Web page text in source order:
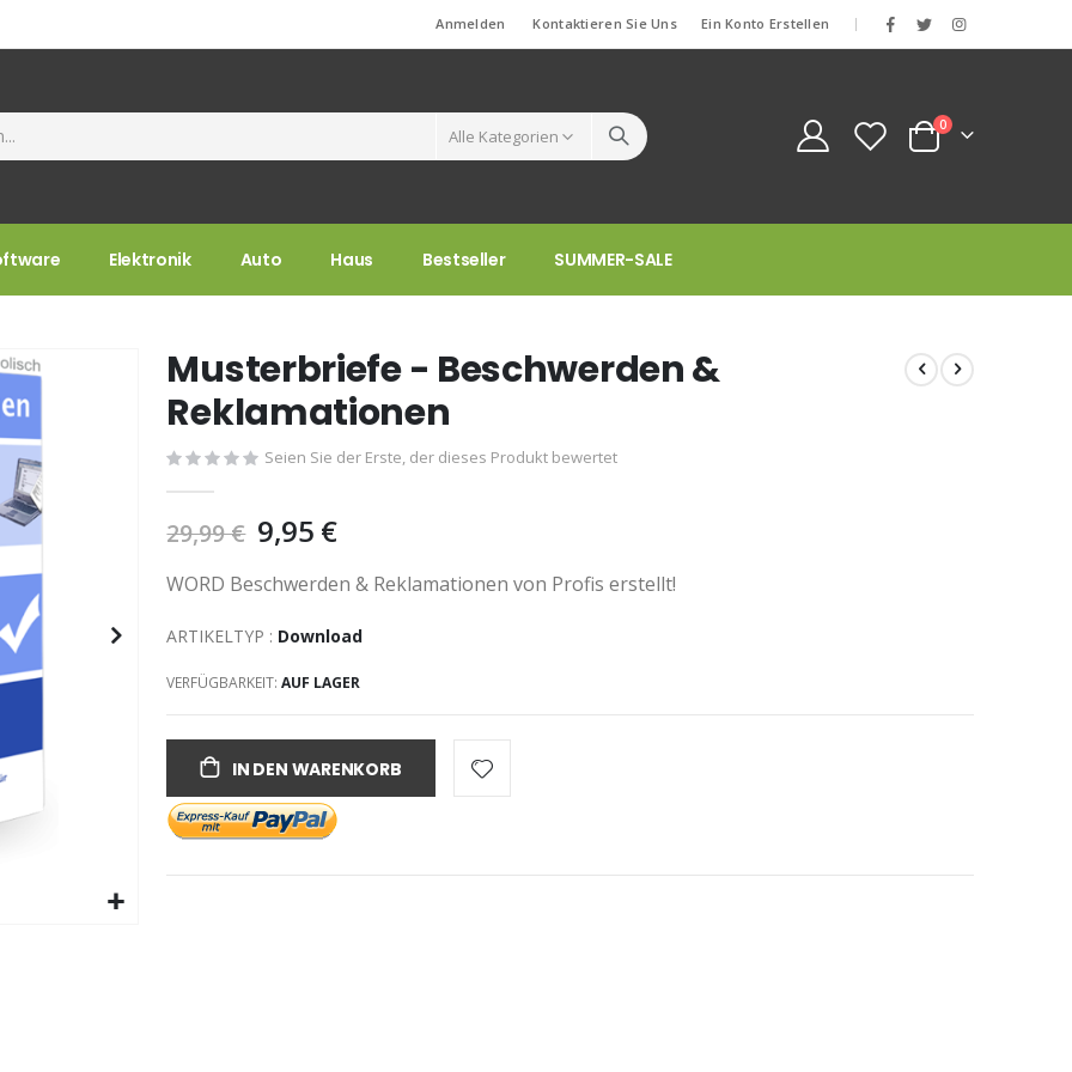
Anmelden Kontaktieren Sie Uns Ein Konto Erstellen |
Cart
0Artikel
Elektronik Auto Haus Bestseller SUMMER-SALE
Musterbriefe - Beschwerden &
Reklamationen
Seien Sie der Erste, der dieses Produkt bewertet
29,99 € 9,95 €
WORD Beschwerden & Reklamationen von Profis erstellt!
ARTIKELTYP : Download
VERFÜGBARKEIT: AUF LAGER
IN DEN WARENKORB